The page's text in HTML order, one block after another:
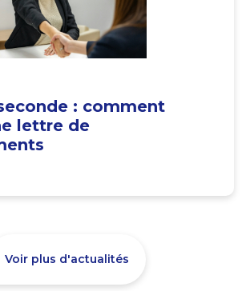
: comment
lettre de
Voir plus d'actualités